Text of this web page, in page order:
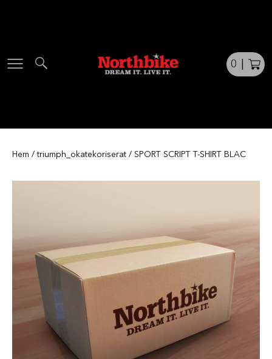
0
Hem /triumph_okatekoriserat / SPORT SCRIPT T-SHIRT BLAC